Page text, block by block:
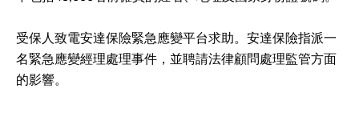
受保人致電安達保險緊急應變平台求助。安達保險指派一
名緊急應變經理處理事件，並聘請法律顧問處理監管方面
的影響。